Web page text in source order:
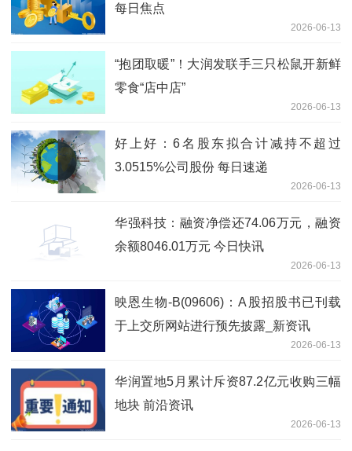
每日焦点
2026-06-13
“抱团取暖”！大润发联手三只松鼠开新鲜
零食“店中店”
2026-06-13
好上好：6名股东拟合计减持不超过
3.0515%公司股份 每日速递
2026-06-13
华强科技：融资净偿还74.06万元，融资
余额8046.01万元 今日快讯
2026-06-13
映恩生物-B(09606)：A股招股书已刊载
于上交所网站进行预先披露_新资讯
2026-06-13
华润置地5月累计斥资87.2亿元收购三幅
地块 前沿资讯
2026-06-13